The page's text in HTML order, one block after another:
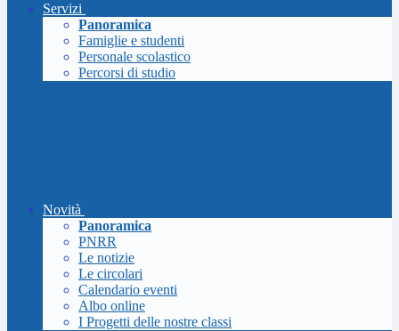
Servizi
Panoramica
Famiglie e studenti
Personale scolastico
Percorsi di studio
Novità
Panoramica
PNRR
Le notizie
Le circolari
Calendario eventi
Albo online
I Progetti delle nostre classi